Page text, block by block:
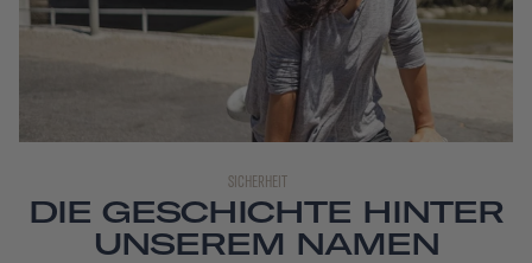
SICHERHEIT
DIE GESCHICHTE HINTER
UNSEREM NAMEN